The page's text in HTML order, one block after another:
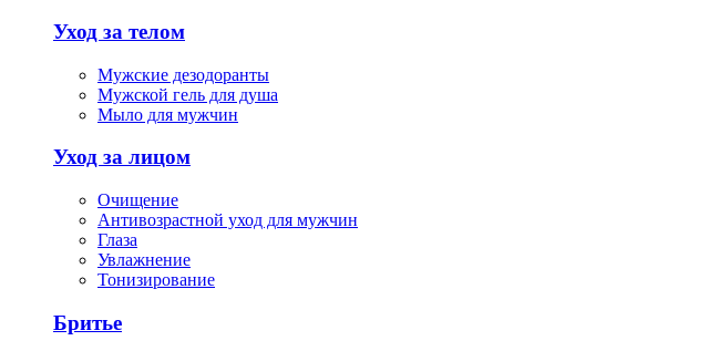
Уход за телом
Мужские дезодоранты
Мужской гель для душа
Мыло для мужчин
Уход за лицом
Очищение
Антивозрастной уход для мужчин
Глаза
Увлажнение
Тонизирование
Бритье